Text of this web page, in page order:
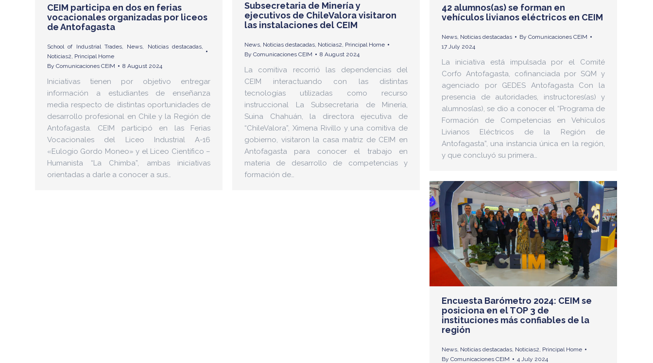
Subsecretaria de Minería y
ejecutivos de ChileValora visitaron
las instalaciones del CEIM
News, Noticias destacadas, Noticias2, Principal Home
By Comunicaciones CEIM 8 August 2024
La comitiva recorrió las dependencias del
CEIM interactuando con las distintas
tecnologías utilizadas como recurso
instruccional La Subsecretaria de Minería,
Suina Chahuán, la directora ejecutiva de
“ChileValora”, Ximena Rivillo y una comitiva de
gobierno, visitaron la casa matriz de CEIM en
Antofagasta para conocer el trabajo en
materia de desarrollo de competencias y
formación de…
CEIM participa en dos en ferias
vocacionales organizadas por liceos
de Antofagasta
School of Industrial Trades, News, Noticias destacadas,
Noticias2, Principal Home
By Comunicaciones CEIM 8 August 2024
Iniciativas tienen por objetivo entregar
información a estudiantes de enseñanza
media respecto de distintas oportunidades de
desarrollo profesional en Chile y la Región de
Antofagasta. CEIM participó en las Ferias
Vocacionales del Liceo Industrial A-16
«Eulogio Gordo Moneo» y el Liceo Científico –
Humanista “La Chimba”, ambas iniciativas
orientadas a darle a conocer a sus…
42 alumnos(as) se forman en
vehículos livianos eléctricos en CEIM
News, Noticias destacadas By Comunicaciones CEIM
17 July 2024
La iniciativa está impulsada por el Comité
Corfo Antofagasta, cofinanciada por SQM y
agenciado por GEDES Antofagasta Con la
presencia de autoridades, instructores(as) y
alumnos(as), se dio a conocer el “Programa de
Formación de Competencias en Vehículos
Livianos Eléctricos de la Región de
Antofagasta”, una instancia única en la región,
y que concluyó su primera…
Encuesta Barómetro 2024: CEIM se
posiciona en el TOP 3 de
instituciones más confiables de la
región
News, Noticias destacadas, Noticias2, Principal Home
By Comunicaciones CEIM 4 July 2024